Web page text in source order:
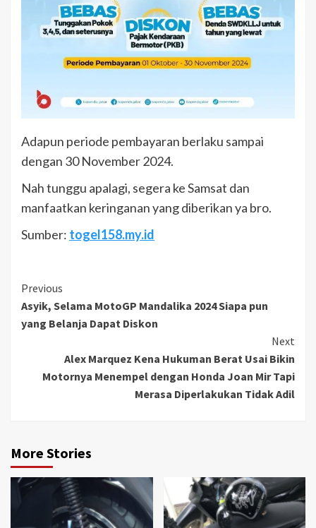
Adapun periode pembayaran berlaku sampai
dengan 30 November 2024.
Nah tunggu apalagi, segera ke Samsat dan
manfaatkan keringanan yang diberikan ya bro.
Sumber: togel158.my.id
Continue
Reading
Previous
Asyik, Selama MotoGP Mandalika 2024 Siapa pun
yang Belanja Dapat Diskon
Next
Alex Marquez Kena Hukuman Berat Usai Bikin
Motornya Menempel dengan Honda Joan Mir Tapi
Merasa Diperlakukan Tidak Adil
More Stories